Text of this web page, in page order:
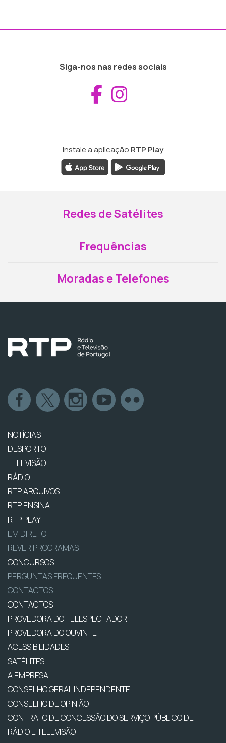
Siga-nos nas redes sociais
Aceder ao
Instale a aplicação RTP Play
Redes de Satélites
Frequências
Moradas e Telefones
NOTÍCIAS
DESPORTO
TELEVISÃO
RÁDIO
RTP ARQUIVOS
RTP ENSINA
RTP PLAY
EM DIRETO
REVER PROGRAMAS
CONCURSOS
PERGUNTAS FREQUENTES
CONTACTOS
CONTACTOS
PROVEDORA DO TELESPECTADOR
PROVEDORA DO OUVINTE
ACESSIBILIDADES
SATÉLITES
A EMPRESA
CONSELHO GERAL INDEPENDENTE
CONSELHO DE OPINIÃO
CONTRATO DE CONCESSÃO DO SERVIÇO PÚBLICO DE
RÁDIO E TELEVISÃO